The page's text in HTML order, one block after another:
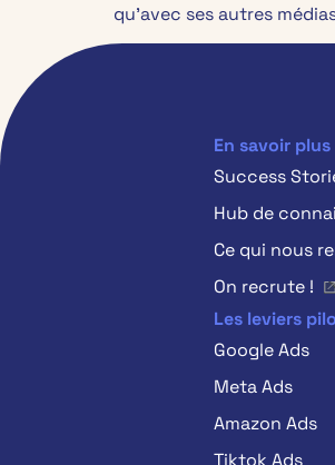
qu’avec ses autres
En savoir
Success
Hub de
Ce qui nous
On recrute !
Les leviers
Google Ads
Meta Ads
Amazon Ads
Tiktok Ads